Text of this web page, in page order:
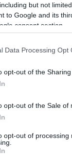
but not
to Google and its
consent section.
Data Processing Opt
opt-out of the
opt-out of the Sale of
opt-out of